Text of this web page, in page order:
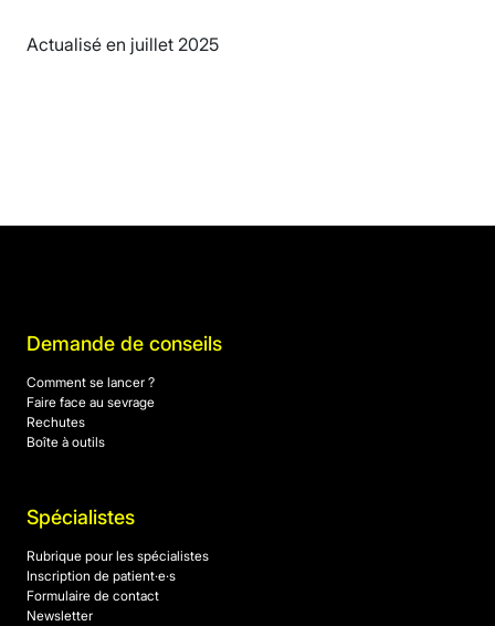
Actualisé en juillet 2025
Demande de conseils
Comment se lancer ?
Faire face au sevrage
Rechutes
Boîte à outils
Spécialistes
Rubrique pour les spécialistes
Inscription de patient·e·s
Formulaire de contact
Newsletter